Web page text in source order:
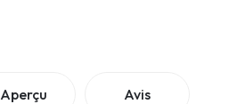
Aperçu Avis